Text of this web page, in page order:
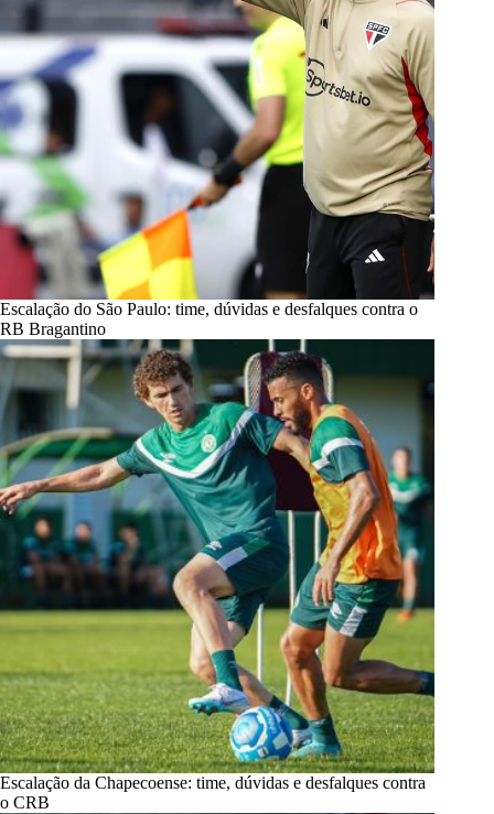
Escalação do São Paulo: time, dúvidas e desfalques contra o
RB Bragantino
Escalação da Chapecoense: time, dúvidas e desfalques contra
o CRB